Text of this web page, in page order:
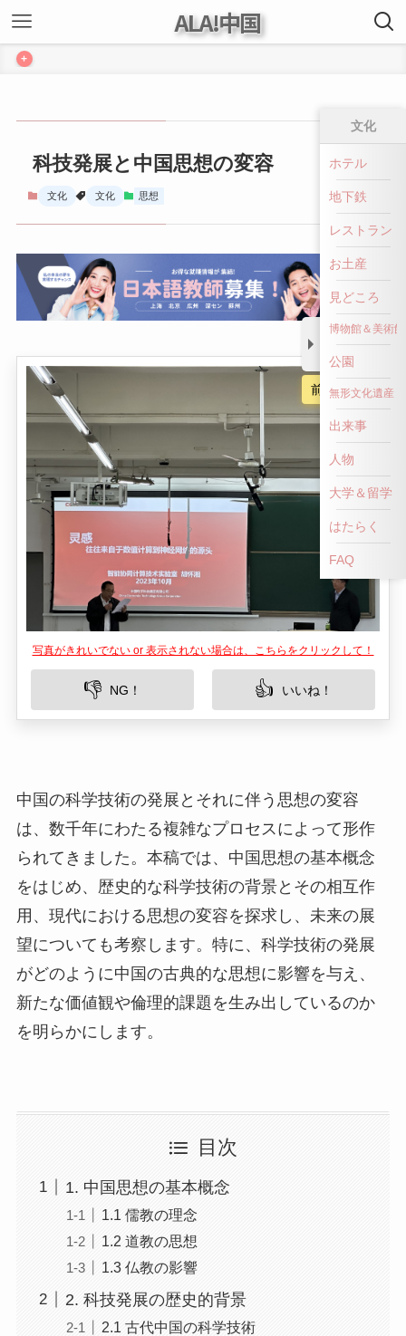
ALA!中国
+
科技発展と中国思想の変容
文化 文化 思想
前へ戻る
写真がきれいでない or 表示されない場合は、こちらをクリックして！
👎 NG！ 👍 いいね！
中国の科学技術の発展とそれに伴う思想の変容
は、数千年にわたる複雑なプロセスによって形作
られてきました。本稿では、中国思想の基本概念
をはじめ、歴史的な科学技術の背景とその相互作
用、現代における思想の変容を探求し、未来の展
望についても考察します。特に、科学技術の発展
がどのように中国の古典的な思想に影響を与え、
新たな価値観や倫理的課題を生み出しているのか
を明らかにします。
目次
1. 中国思想の基本概念
1.1 儒教の理念
1.2 道教の思想
1.3 仏教の影響
2. 科技発展の歴史的背景
2.1 古代中国の科学技術
文化
ホテル
地下鉄
レストラン
お土産
見どころ
博物館＆美術館
公園
無形文化遺産
出来事
人物
大学＆留学
はたらく
FAQ